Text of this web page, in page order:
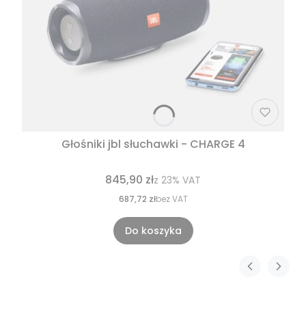
Głośniki jbl słuchawki - CHARGE 4
845,90 złz 23% VAT
687,72 złbez VAT
Do koszyka